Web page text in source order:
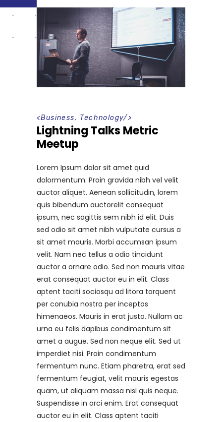
<Business, Technology/>
Lightning Talks Metric
Meetup
Lorem Ipsum dolor sit amet quid
dolormentum. Proin gravida nibh vel velit
auctor aliquet. Aenean sollicitudin, lorem
quis bibendum auctorelit consequat
ipsum, nec sagittis sem nibh id elit. Duis
sed odio sit amet nibh vulputate cursus a
sit amet mauris. Morbi accumsan ipsum
velit. Nam nec tellus a odio tincidunt
auctor a ornare odio. Sed non mauris vitae
erat consequat auctor eu in elit. Class
aptent taciti sociosqu ad litora torquent
per conubia nostra per inceptos
himenaeos. Mauris in erat justo. Nullam ac
urna eu felis dapibus condimentum sit
amet a augue. Sed non neque elit. Sed ut
imperdiet nisi. Proin condimentum
fermentum nunc. Etiam pharetra, erat sed
fermentum feugiat, velit mauris egestas
quam, ut aliquam massa nisl quis neque.
Suspendisse in orci enim. Erat consequat
auctor eu in elit. Class aptent taciti